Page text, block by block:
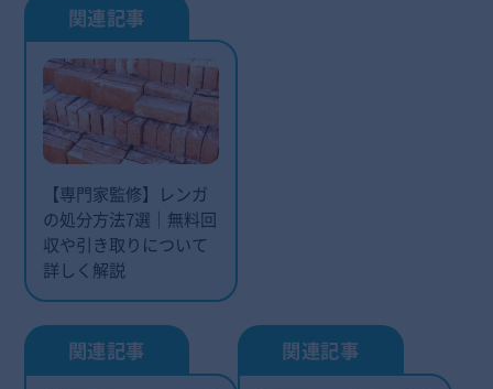
【専門家監修】レンガ
の処分方法7選｜無料回
収や引き取りについて
詳しく解説